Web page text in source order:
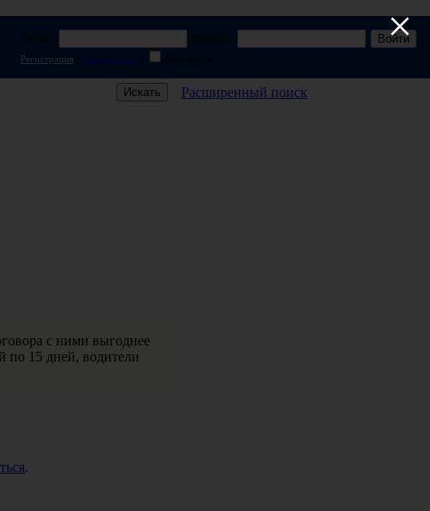
Регистрация
Забыл пароль
Расширенный поиск
с ними выгоднее
по 15 дней, водители
.
×